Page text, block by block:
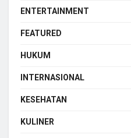
ENTERTAINMENT
FEATURED
HUKUM
INTERNASIONAL
KESEHATAN
KULINER